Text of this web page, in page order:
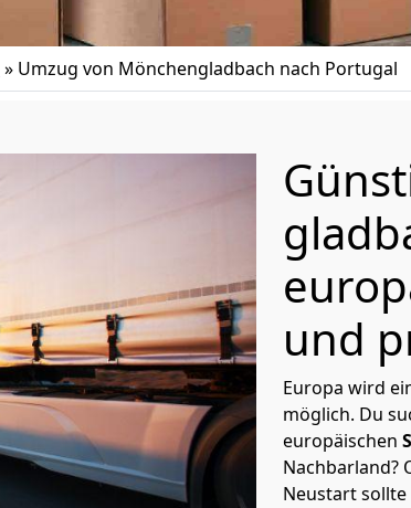
» Umzug von Mönchen­gladbach nach Portugal
und
Europa wird
möglich. Du
europäischen
Nachbarland?
Neustart